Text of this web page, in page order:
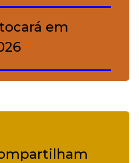
em
repertório
R$ 17